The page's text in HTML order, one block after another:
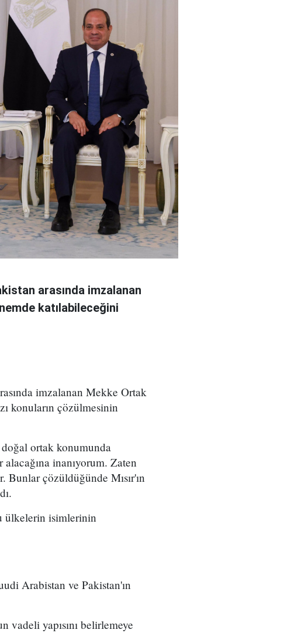
arasında imzalanan
katılabileceğini
imzalanan Mekke Ortak
konuların çözülmesinin
doğal ortak konumunda
inanıyorum. Zaten
çözüldüğünde Mısır'ın
ülkelerin isimlerinin
Arabistan ve Pakistan'ın
vadeli yapısını belirlemeye